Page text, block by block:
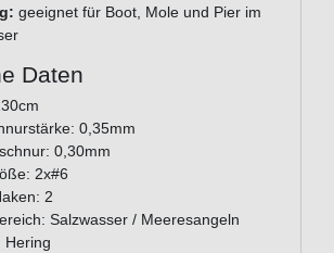
geeignet für Boot, Mole und Pier im
Daten
0,35mm
0,30mm
2x#6
2
Salzwasser / Meeresangeln
Hering